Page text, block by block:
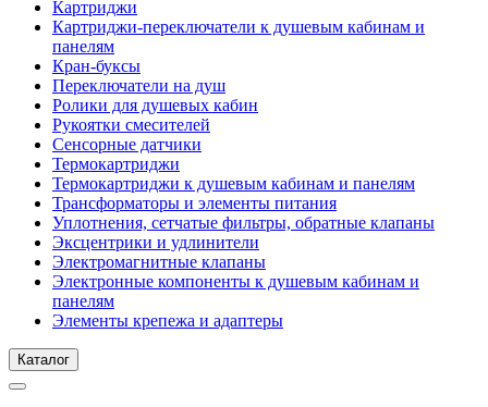
Картриджи
Картриджи-переключатели к душевым кабинам и
панелям
Кран-буксы
Переключатели на душ
Ролики для душевых кабин
Рукоятки смесителей
Сенсорные датчики
Термокартриджи
Термокартриджи к душевым кабинам и панелям
Трансформаторы и элементы питания
Уплотнения, сетчатые фильтры, обратные клапаны
Эксцентрики и удлинители
Электромагнитные клапаны
Электронные компоненты к душевым кабинам и
панелям
Элементы крепежа и адаптеры
Каталог